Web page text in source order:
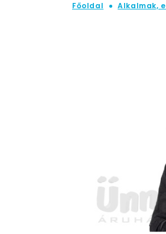
Főoldal Alkalmak,